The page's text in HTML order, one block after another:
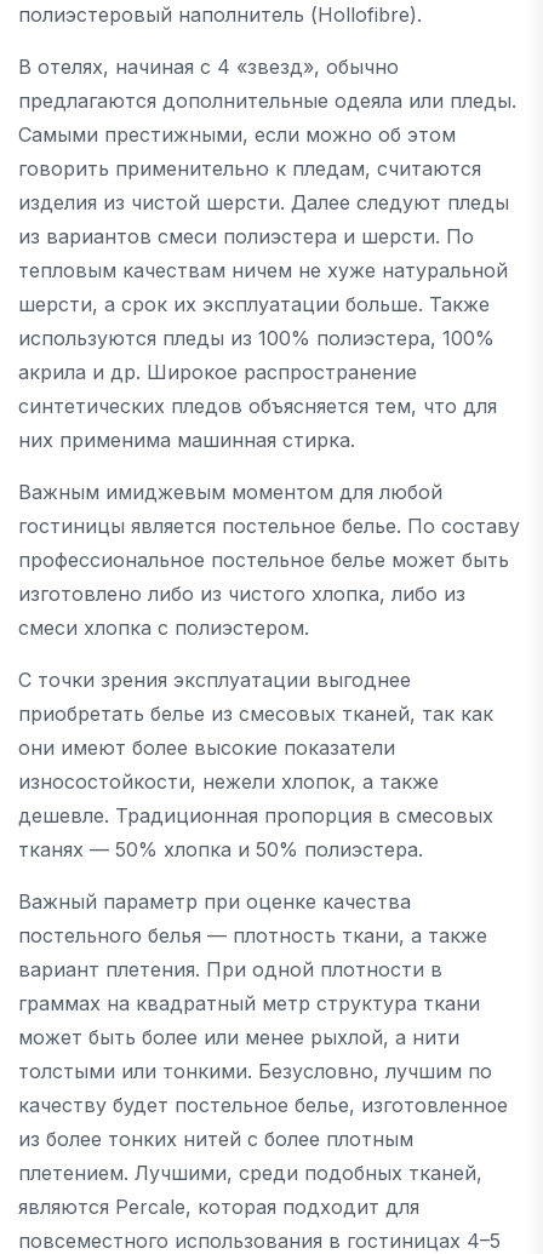
полиэстеровый наполнитель (Hollofibre).
В отелях, начиная с 4 «звезд», обычно
предлагаются дополнительные одеяла или пледы.
Самыми престижными, если можно об этом
говорить применительно к пледам, считаются
изделия из чистой шерсти. Далее следуют пледы
из вариантов смеси полиэстера и шерсти. По
тепловым качествам ничем не хуже натуральной
шерсти, а срок их эксплуатации больше. Также
используются пледы из 100% полиэстера, 100%
акрила и др. Широкое распространение
синтетических пледов объясняется тем, что для
них применима машинная стирка.
Важным имиджевым моментом для любой
гостиницы является постельное белье. По составу
профессиональное постельное белье может быть
изготовлено либо из чистого хлопка, либо из
смеси хлопка с полиэстером.
С точки зрения эксплуатации выгоднее
приобретать белье из смесовых тканей, так как
они имеют более высокие показатели
износостойкости, нежели хлопок, а также
дешевле. Традиционная пропорция в смесовых
тканях — 50% хлопка и 50% полиэстера.
Важный параметр при оценке качества
постельного белья — плотность ткани, а также
вариант плетения. При одной плотности в
граммах на квадратный метр структура ткани
может быть более или менее рыхлой, а нити
толстыми или тонкими. Безусловно, лучшим по
качеству будет постельное белье, изготовленное
из более тонких нитей с более плотным
плетением. Лучшими, среди подобных тканей,
являются Percale, которая подходит для
повсеместного использования в гостиницах 4–5